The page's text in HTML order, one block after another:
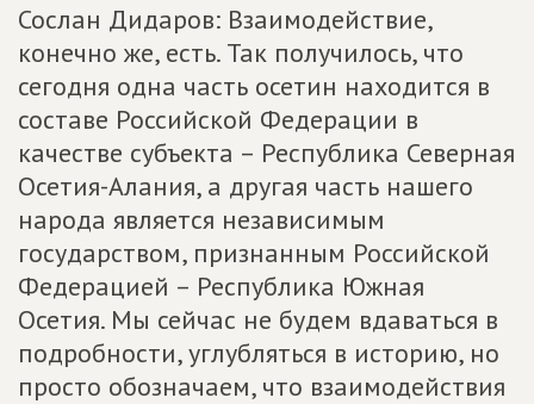
Сослан Дидаров: Взаимодействие,
конечно же, есть. Так получилось, что
сегодня одна часть осетин находится в
составе Российской Федерации в
качестве субъекта – Республика Северная
Осетия-Алания, а другая часть нашего
народа является независимым
государством, признанным Российской
Федерацией – Республика Южная
Осетия. Мы сейчас не будем вдаваться в
подробности, углубляться в историю, но
просто обозначаем, что взаимодействия